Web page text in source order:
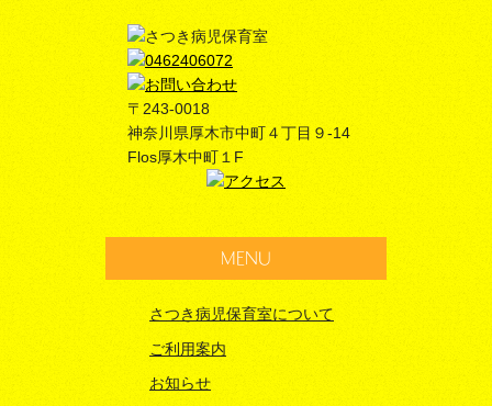
〒243-0018
神奈川県厚木市中町４丁目９-14
Flos厚木中町１F
MENU
さつき病児保育室について
ご利用案内
お知らせ